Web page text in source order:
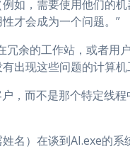
如，需要使用他们的
才会成为一个问题。”
冗余的工作站，或者用
出现这些问题的计算机
，而不是那个特定线
名）在谈到AI.exe的